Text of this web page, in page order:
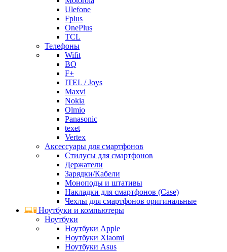
Ulefone
Fplus
OnePlus
TCL
Телефоны
Wifit
BQ
F+
ITEL / Joys
Maxvi
Nokia
Olmio
Panasonic
texet
Vertex
Аксессуары для смартфонов
Стилусы для смартфонов
Держатели
Зарядки/Кабели
Моноподы и штативы
Накладки для смартфонов (Case)
Чехлы для смартфонов оригинальные
Ноутбуки и компьютеры
Ноутбуки
Ноутбуки Apple
Ноутбуки Xiaomi
Ноутбуки Asus